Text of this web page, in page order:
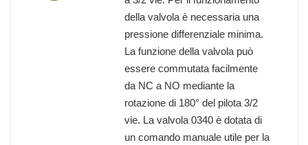
della valvola è necessaria una
pressione differenziale minima.
La funzione della valvola può
essere commutata facilmente
da NC a NO mediante la
rotazione di 180° del pilota 3/2
vie. La valvola 0340 è dotata di
un comando manuale utile per la